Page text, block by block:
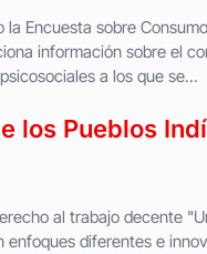
la Encuesta sobre
información sobre el
a los que se...
los Pueblos
al trabajo decente
enfoques diferentes e